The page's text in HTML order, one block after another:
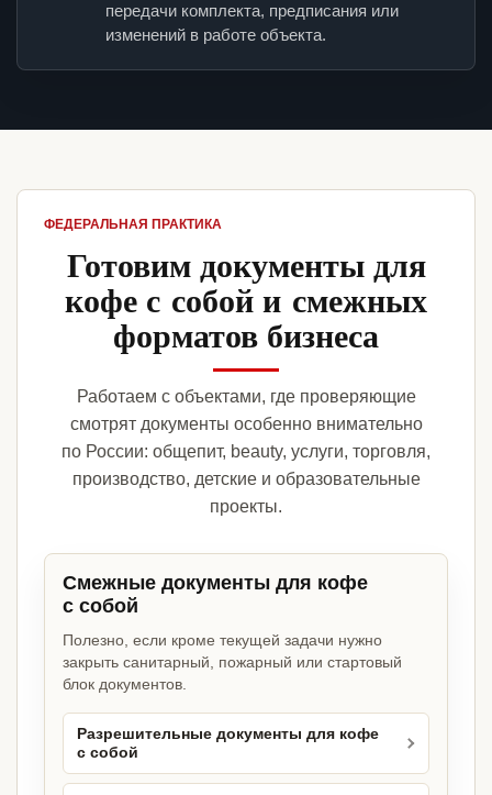
передачи комплекта, предписания или
изменений в работе объекта.
ФЕДЕРАЛЬНАЯ ПРАКТИКА
Готовим документы для
кофе с собой и смежных
форматов бизнеса
Работаем с объектами, где проверяющие
смотрят документы особенно внимательно
по России: общепит, beauty, услуги, торговля,
производство, детские и образовательные
проекты.
Смежные документы для кофе
с собой
Полезно, если кроме текущей задачи нужно
закрыть санитарный, пожарный или стартовый
блок документов.
Разрешительные документы для кофе
с собой